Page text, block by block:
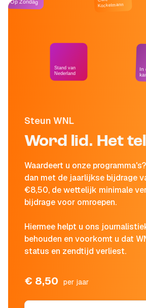
Steun WNL
Word lid. Het
Waardeert u onze
dan met de jaarlijkse bijdrage
€8,50, de wettelijk minimale
bijdrage voor omroepen.
Hiermee helpt u ons
behouden en voorkomt u dat
status en zendtijd verliest.
€ 8,50 per jaar
Op Zondag
Stand van
Nederland
Kockelmann
In